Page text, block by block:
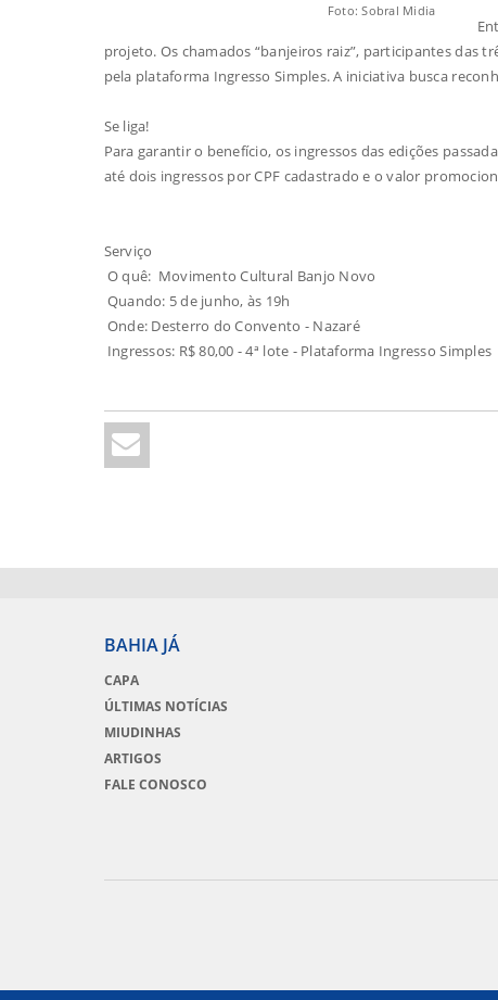
Foto: Sobral Midia
projeto. Os chamados “banjeiros raiz”, participantes das
pela plataforma Ingresso Simples. A iniciativa busca
Se liga!
Para garantir o benefício, os ingressos das edições
até dois ingressos por CPF cadastrado e o valor
Serviço
O quê: Movimento Cultural Banjo Novo
Quando: 5 de junho, às 19h
Onde: Desterro do Convento - Nazaré
Ingressos: R$ 80,00 - 4ª lote - Plataforma Ingresso Simples
BAHIA JÁ
CAPA
ÚLTIMAS NOTÍCIAS
MIUDINHAS
ARTIGOS
FALE CONOSCO